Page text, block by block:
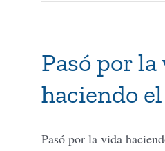
Pasó por la
haciendo
Pasó por la vida